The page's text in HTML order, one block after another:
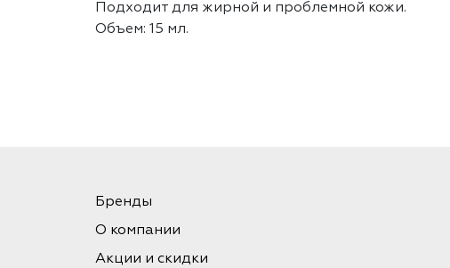
Подходит для жирной и проблемной кожи.
Объем: 15 мл.
Бренды
О компании
Акции и скидки